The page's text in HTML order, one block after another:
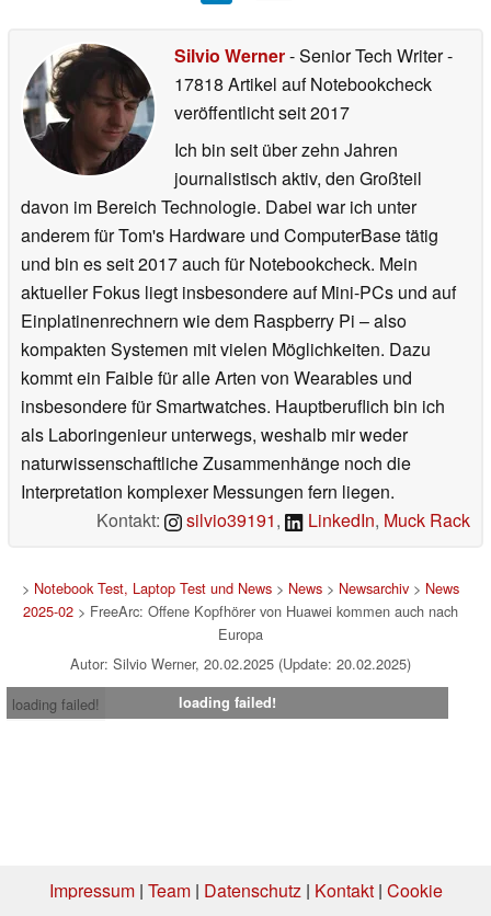
Silvio Werner- Senior Tech Writer-
17818 Artikel auf Notebookcheck
veröffentlichtseit 2017
Ich bin seit über zehn Jahren
journalistisch aktiv, den Großteil
davon im Bereich Technologie. Dabei war ich unter
anderem für Tom's Hardware und ComputerBase tätig
und bin es seit 2017 auch für Notebookcheck. Mein
aktueller Fokus liegt insbesondere auf Mini-PCs und auf
Einplatinenrechnern wie dem Raspberry Pi – also
kompakten Systemen mit vielen Möglichkeiten. Dazu
kommt ein Faible für alle Arten von Wearables und
insbesondere für Smartwatches. Hauptberuflich bin ich
als Laboringenieur unterwegs, weshalb mir weder
naturwissenschaftliche Zusammenhänge noch die
Interpretation komplexer Messungen fern liegen.
Kontakt:
silvio39191, LinkedIn, Muck Rack
> Notebook Test, Laptop Test und News> News> Newsarchiv> News
2025-02> FreeArc: Offene Kopfhörer von Huawei kommen auch nach
Europa
Autor: Silvio Werner, 20.02.2025 (Update: 20.02.2025)
loading failed!
loading failed!
Impressum| Team| Datenschutz| Kontakt| Cookie